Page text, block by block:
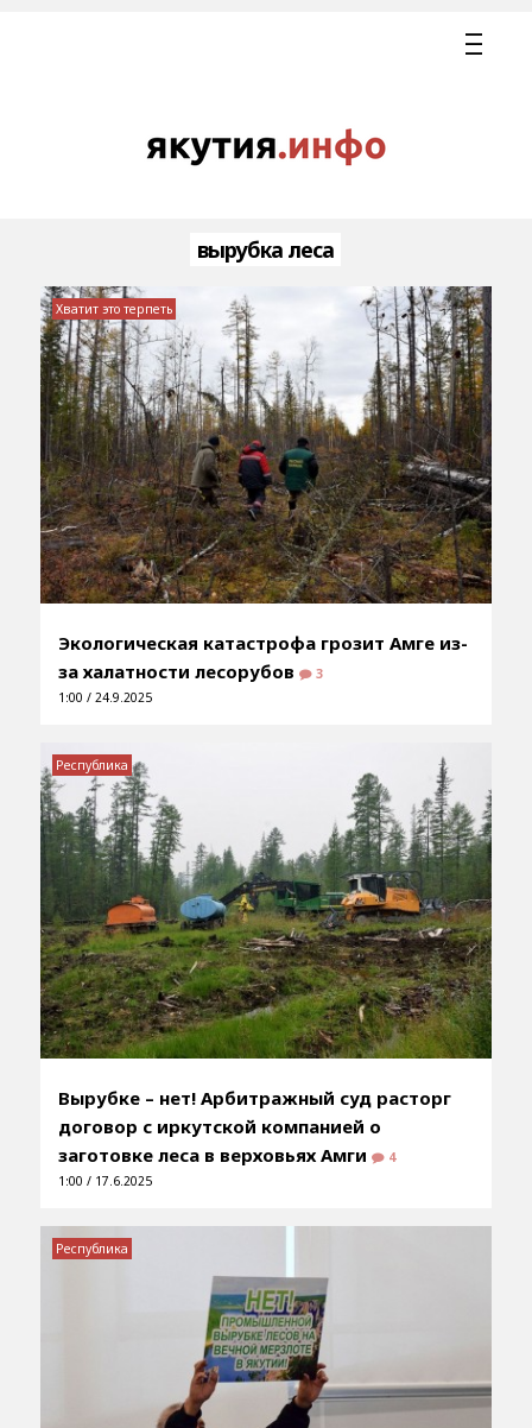
вырубка леса
Экологическая катастрофа грозит Амге из-
за халатности лесорубов
3
1:00 / 24.9.2025
Хватит это терпеть
Вырубке – нет! Арбитражный суд расторг
договор с иркутской компанией о
заготовке леса в верховьях Амги
4
1:00 / 17.6.2025
Республика
Республика